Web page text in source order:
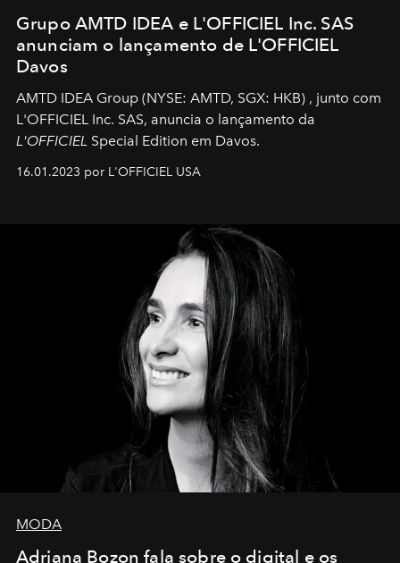
Grupo AMTD IDEA e L'OFFICIEL Inc. SAS
anunciam o lançamento de L'OFFICIEL
Davos
AMTD IDEA Group (NYSE: AMTD, SGX: HKB) , junto com
L'OFFICIEL Inc. SAS, anuncia o lançamento da
L'OFFICIEL Special Edition em Davos.
16.01.2023 por L'OFFICIEL USA
MODA
Adriana Bozon fala sobre o digital e os